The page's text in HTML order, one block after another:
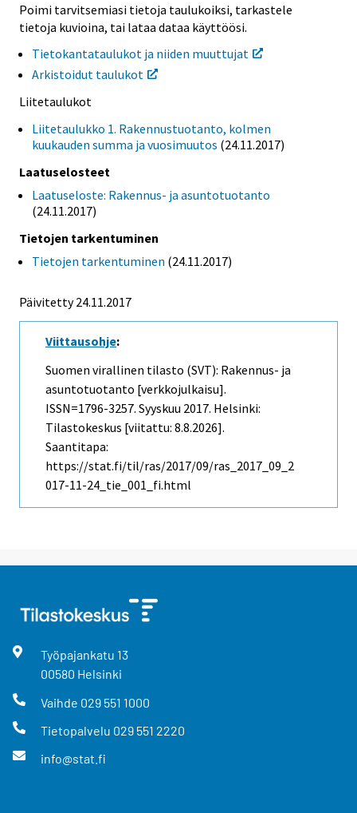
Poimi tarvitsemiasi tietoja taulukoiksi, tarkastele
tietoja kuvioina, tai lataa dataa käyttöösi.
Tietokantataulukot ja niiden muuttujat
Arkistoidut taulukot
Liitetaulukot
Liitetaulukko 1. Rakennustuotanto, kolmen
kuukauden summa ja vuosimuutos (24.11.2017)
Laatuselosteet
Laatuseloste: Rakennus- ja asuntotuotanto
(24.11.2017)
Tietojen tarkentuminen
Tietojen tarkentuminen (24.11.2017)
Päivitetty 24.11.2017
Viittausohje:
Suomen virallinen tilasto (SVT): Rakennus- ja
asuntotuotanto [verkkojulkaisu].
ISSN=1796-3257. Syyskuu 2017. Helsinki:
Tilastokeskus [viitattu: 8.8.2026].
Saantitapa:
https://stat.fi/til/ras/2017/09/ras_2017_09_2
017-11-24_tie_001_fi.html
Työpajankatu 13
00580 Helsinki
Vaihde 029 551 1000
Tietopalvelu 029 551 2220
info@stat.fi